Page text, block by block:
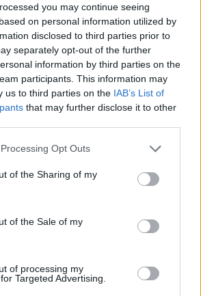
you may continue seeing
on personal information utilized by
disclosed to third parties prior to
separately opt-out of the further
information by third parties on the
participants. This information may
us to third parties on the IAB’s List of
that may further disclose it to other
website/app uses one or more Google
or usage behaviour. You may click to
to Google and its third-party tags to
specified purposes in below Google
Opt Outs
of the Sharing of my
of the Sale of my
of processing my
Targeted Advertising.
csak egyetlen egy
és egy eredetileg zöldben
hibás példánya; 1885-ben egy
fel különlegességét, s azóta
számít a ritkaság.
EMBERSÉG ÜNNEPE